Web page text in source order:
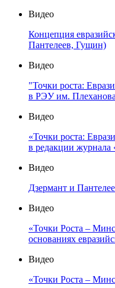
Видео
Концепция
Пантелеев, Гущин)
Видео
"Точки роста:
в РЭУ им. Плеханова
Видео
«Точки роста:
в редакции
Видео
Дзермант и
Видео
«Точки Роста –
основаниях
Видео
«Точки Роста –